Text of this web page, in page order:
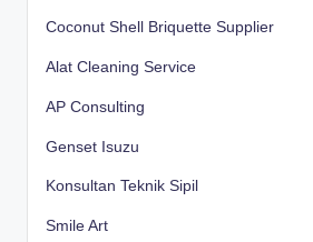
Coconut Shell Briquette Supplier
Alat Cleaning Service
AP Consulting
Genset Isuzu
Konsultan Teknik Sipil
Smile Art